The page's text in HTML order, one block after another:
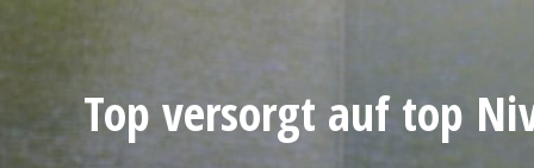
Top versorgt auf top